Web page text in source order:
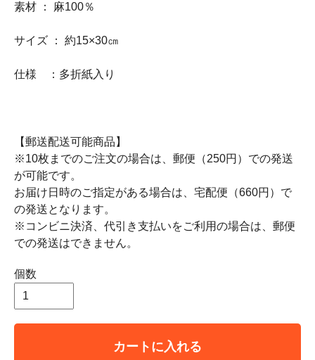
素材 ： 麻100％
サイズ ： 約15×30㎝
仕様 ：多折紙入り
【郵送配送可能商品】
※10枚までのご注文の場合は、郵便（250円）での発送
が可能です。
お届け日時のご指定がある場合は、宅配便（660円）で
の発送となります。
※コンビニ決済、代引き支払いをご利用の場合は、郵便
での発送はできません。
個数
カートに入れる